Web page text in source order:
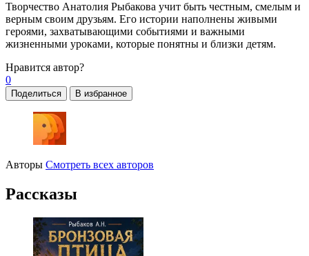
Творчество Анатолия Рыбакова учит быть честным, смелым и
верным своим друзьям. Его истории наполнены живыми
героями, захватывающими событиями и важными
жизненными уроками, которые понятны и близки детям.
Нравится автор?
0
Поделиться В избранное
Авторы Смотреть всех авторов
Рассказы